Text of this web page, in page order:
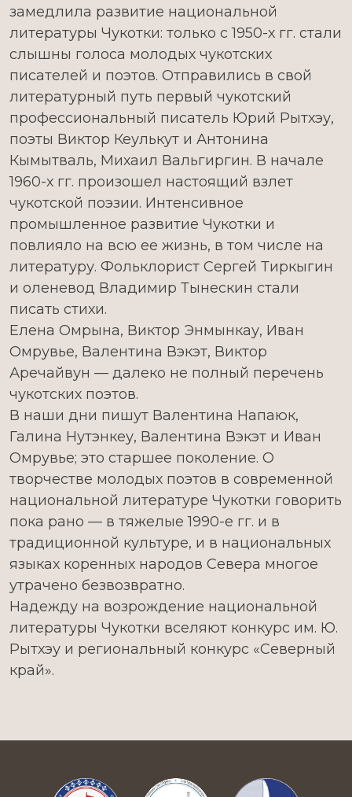
замедлила развитие национальной
литературы Чукотки: только с 1950-х гг. стали
слышны голоса молодых чукотских
писателей и поэтов. Отправились в свой
литературный путь первый чукотский
профессиональный писатель Юрий Рытхэу,
поэты Виктор Кеулькут и Антонина
Кымытваль, Михаил Вальгиргин. В начале
1960-х гг. произошел настоящий взлет
чукотской поэзии. Интенсивное
промышленное развитие Чукотки и
повлияло на всю ее жизнь, в том числе на
литературу. Фольклорист Сергей Тиркыгин
и оленевод Владимир Тынескин стали
писать стихи.
Елена Омрына, Виктор Энмынкау, Иван
Омрувье, Валентина Вэкэт, Виктор
Аречайвун — далеко не полный перечень
чукотских поэтов.
В наши дни пишут Валентина Напаюк,
Галина Нутэнкеу, Валентина Вэкэт и Иван
Омрувье; это старшее поколение. О
творчестве молодых поэтов в современной
национальной литературе Чукотки говорить
пока рано — в тяжелые 1990-е гг. и в
традиционной культуре, и в национальных
языках коренных народов Севера многое
утрачено безвозвратно.
Надежду на возрождение национальной
литературы Чукотки вселяют конкурс им. Ю.
Рытхэу и региональный конкурс «Северный
край».